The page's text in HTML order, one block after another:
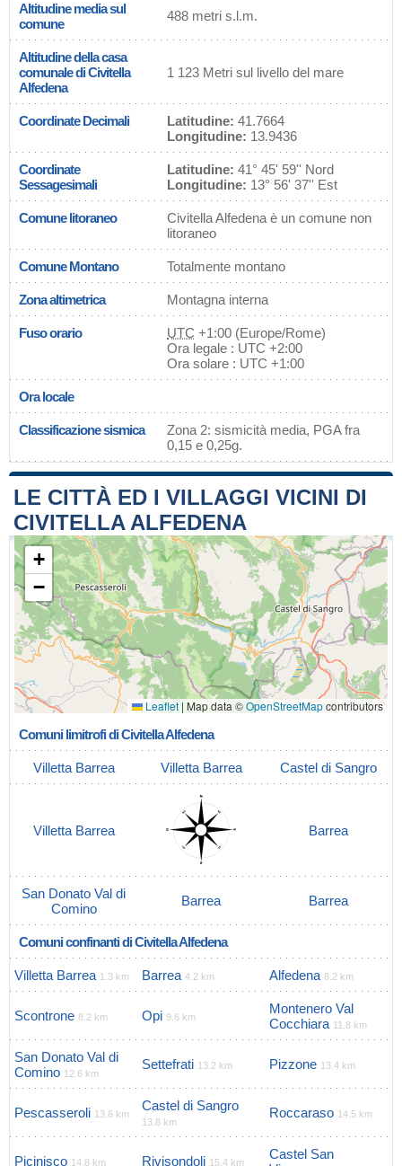
Altitudine media sul
comune
488 metri s.l.m.
Altitudine della casa
comunale di Civitella
Alfedena
1 123 Metri sul livello del mare
Coordinate Decimali Latitudine: 41.7664
Longitudine: 13.9436
Coordinate
Sessagesimali
Latitudine: 41° 45' 59'' Nord
Longitudine: 13° 56' 37'' Est
Comune litoraneo
Civitella Alfedena è un comune non
litoraneo
Comune Montano Totalmente montano
Zona altimetrica Montagna interna
Fuso orario UTC +1:00 (Europe/Rome)
Ora legale : UTC +2:00
Ora solare : UTC +1:00
Ora locale
Classificazione sismica
Zona 2: sismicità media, PGA fra
0,15 e 0,25g.
LE CITTÀ ED I VILLAGGI VICINI DI
CIVITELLA ALFEDENA
+
−
Leaflet | Map data ©OpenStreetMapcontributors
Comuni limitrofi di Civitella Alfedena
Villetta Barrea Villetta Barrea Castel di Sangro
Villetta Barrea Barrea
San Donato Val di
Comino
Barrea Barrea
Comuni confinanti di Civitella Alfedena
Villetta Barrea 1.3 km Barrea 4.2 km Alfedena 8.2 km
Scontrone 8.2 km Opi 9.6 km
Montenero Val
Cocchiara 11.8 km
San Donato Val di
Comino 12.6 km
Settefrati 13.2 km Pizzone 13.4 km
Pescasseroli 13.6 km
Castel di Sangro
13.8 km
Roccaraso 14.5 km
Picinisco 14.8 km Rivisondoli 15.4 km
Castel San